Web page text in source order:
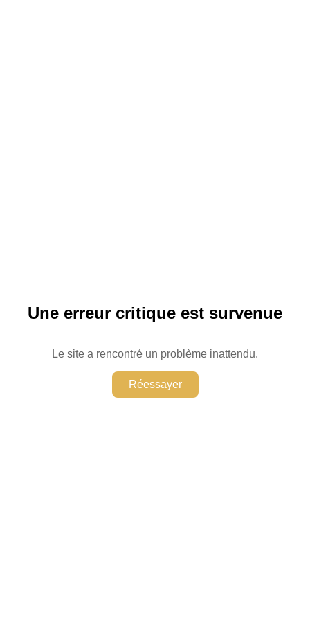
Une erreur critique est survenue
Le site a rencontré un problème inattendu.
Réessayer